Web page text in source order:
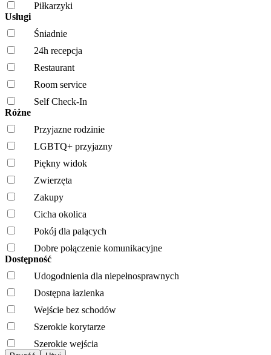
Piłkarzyki
Usługi
Śniadnie
24h recepcja
Restaurant
Room service
Self Check-In
Różne
Przyjazne rodzinie
LGBTQ+ przyjazny
Piękny widok
Zwierzęta
Zakupy
Cicha okolica
Pokój dla palących
Dobre połączenie komunikacyjne
Dostępność
Udogodnienia dla niepełnosprawnych
Dostępna łazienka
Wejście bez schodów
Szerokie korytarze
Szerokie wejścia